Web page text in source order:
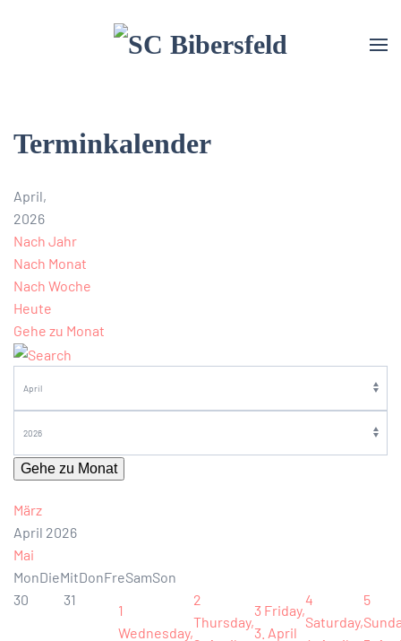
Terminkalender
April,
2026
Nach Jahr
Nach Monat
Nach Woche
Heute
Gehe zu Monat
Gehe zu Monat
März
April 2026
Mai
MonDieMitDonFreSamSon
30
31
1
Wednesday,
2
Thursday,
3 Friday,
3. April
4
Saturday,
5